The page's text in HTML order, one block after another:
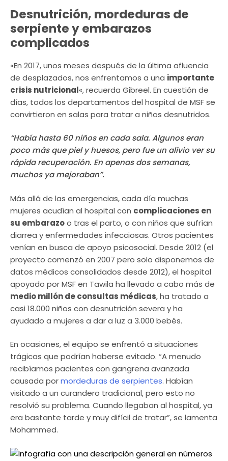
Desnutrición, mordeduras de
serpiente y embarazos
complicados
«En 2017, unos meses después de la última afluencia
de desplazados, nos enfrentamos a una importante
crisis nutricional«, recuerda Gibreel. En cuestión de
días, todos los departamentos del hospital de MSF se
convirtieron en salas para tratar a niños desnutridos.
“Había hasta 60 niños en cada sala. Algunos eran
poco más que piel y huesos, pero fue un alivio ver su
rápida recuperación. En apenas dos semanas,
muchos ya mejoraban”.
Más allá de las emergencias, cada día muchas
mujeres acudían al hospital con complicaciones en
su embarazoo tras el parto, o con niños que sufrían
diarrea y enfermedades infecciosas. Otros pacientes
venían en busca de apoyo psicosocial. Desde 2012 (el
proyecto comenzó en 2007 pero solo disponemos de
datos médicos consolidados desde 2012), el hospital
apoyado por MSF en Tawila ha llevado a cabo más de
medio millón de consultas médicas, ha tratado a
casi 18.000 niños con desnutrición severa y ha
ayudado a mujeres a dar a luz a 3.000 bebés.
En ocasiones, el equipo se enfrentó a situaciones
trágicas que podrían haberse evitado. “A menudo
recibíamos pacientes con gangrena avanzada
causada pormordeduras de serpientes. Habían
visitado a un curandero tradicional, pero esto no
resolvió su problema. Cuando llegaban al hospital, ya
era bastante tarde y muy difícil de tratar”, se lamenta
Mohammed.